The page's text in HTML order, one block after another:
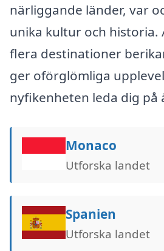
närliggande länder, var
unika kultur och historia.
flera destinationer
ger oförglömliga
nyfikenheten leda dig på
Monaco
Utforska landet
Spanien
Utforska landet